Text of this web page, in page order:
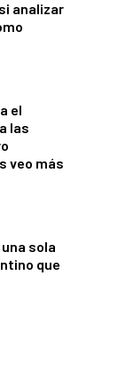
analizar
el
las
veo más
sola
que